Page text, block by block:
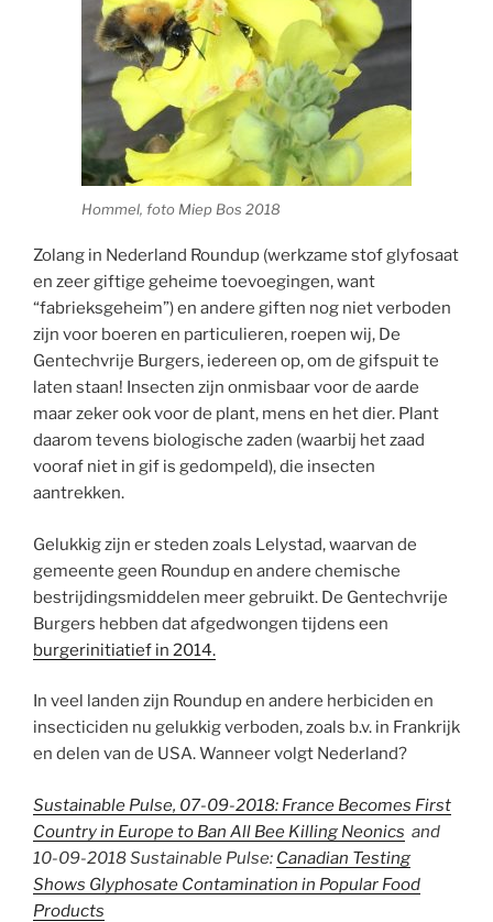
Hommel, foto Miep Bos 2018
Zolang in Nederland Roundup (werkzame stof glyfosaat
en zeer giftige geheime toevoegingen, want
“fabrieksgeheim”) en andere giften nog niet verboden
zijn voor boeren en particulieren, roepen wij, De
Gentechvrije Burgers, iedereen op, om de gifspuit te
laten staan! Insecten zijn onmisbaar voor de aarde
maar zeker ook voor de plant, mens en het dier. Plant
daarom tevens biologische zaden (waarbij het zaad
vooraf niet in gif is gedompeld), die insecten
aantrekken.
Gelukkig zijn er steden zoals Lelystad, waarvan de
gemeente geen Roundup en andere chemische
bestrijdingsmiddelen meer gebruikt. De Gentechvrije
Burgers hebben dat afgedwongen tijdens een
burgerinitiatief in 2014.
In veel landen zijn Roundup en andere herbiciden en
insecticiden nu gelukkig verboden, zoals b.v. in Frankrijk
en delen van de USA. Wanneer volgt Nederland?
Sustainable Pulse, 07-09-2018: France Becomes First
Country in Europe to Ban All Bee Killing Neonics and
10-09-2018 Sustainable Pulse: Canadian Testing
Shows Glyphosate Contamination in Popular Food
Products